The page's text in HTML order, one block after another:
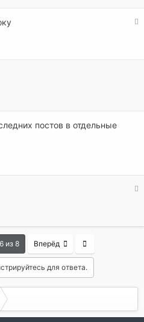
постов в отдельные
6 из 8 Вперёд
для ответа.